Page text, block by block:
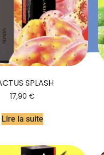
SPLASH
17,90 €
Lire la suite